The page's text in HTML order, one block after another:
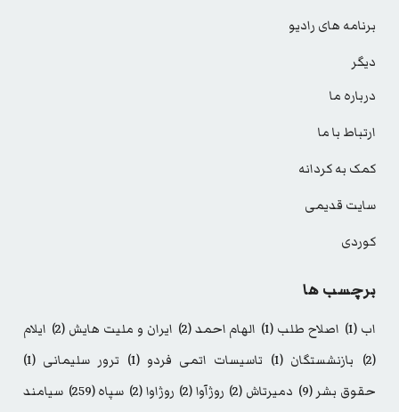
برنامه های رادیو
دیگر
درباره ما
ارتباط با ما
کمک به کردانه
سایت قدیمی
کوردی
برچسب ها
اب (1) اصلاح طلب (1) الهام احمد(2) ایران و ملیت هایش (2)
ایلام
(2)
بازنشستگان (1) تاسیسات اتمی فردو (1) ترور سلیمانی (1)
حقوق بشر (9) دمیرتاش (2) روژآوا(2) روژاوا(2) سپاه(259)
سیامند